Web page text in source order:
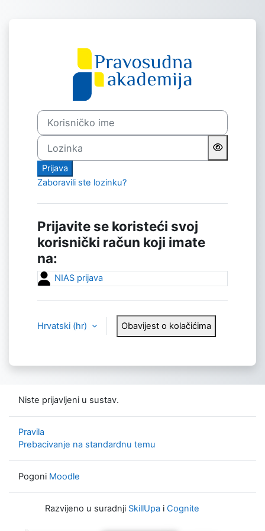
Prijavi se na
Korisničko ime
Lozinka
Prijava
Zaboravili ste lozinku?
Prijavite se koristeći svoj
korisnički račun koji imate
na:
NIAS prijava
Hrvatski ‎(hr)‎ Obavijest o kolačićima
Niste prijavljeni u sustav.
Pravila
Prebacivanje na standardnu temu
Pogoni Moodle
Razvijeno u suradnji SkillUpai Cognite